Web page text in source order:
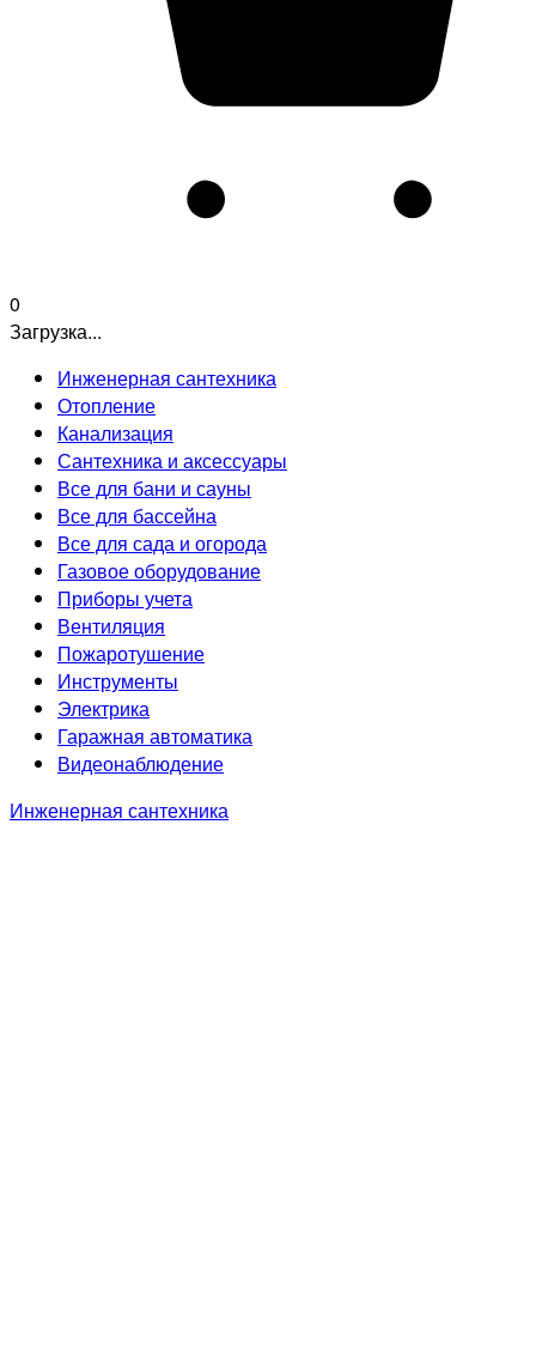
0
Загрузка...
Инженерная сантехника
Отопление
Канализация
Сантехника и аксессуары
Все для бани и сауны
Все для бассейна
Все для сада и огорода
Газовое оборудование
Приборы учета
Вентиляция
Пожаротушение
Инструменты
Электрика
Гаражная автоматика
Видеонаблюдение
Инженерная сантехника